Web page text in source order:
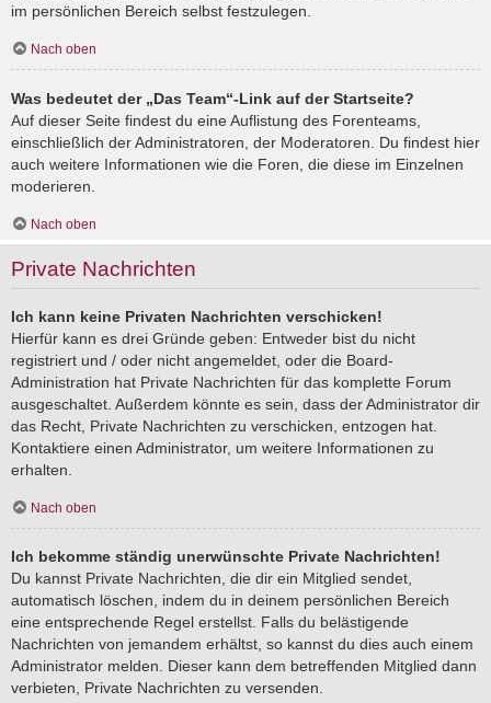
im persönlichen Bereich selbst festzulegen.
Nach oben
Was bedeutet der „Das Team“-Link auf der Startseite?
Auf dieser Seite findest du eine Auflistung des Forenteams,
einschließlich der Administratoren, der Moderatoren. Du findest hier
auch weitere Informationen wie die Foren, die diese im Einzelnen
moderieren.
Nach oben
Private Nachrichten
Ich kann keine Privaten Nachrichten verschicken!
Hierfür kann es drei Gründe geben: Entweder bist du nicht
registriert und / oder nicht angemeldet, oder die Board-
Administration hat Private Nachrichten für das komplette Forum
ausgeschaltet. Außerdem könnte es sein, dass der Administrator dir
das Recht, Private Nachrichten zu verschicken, entzogen hat.
Kontaktiere einen Administrator, um weitere Informationen zu
erhalten.
Nach oben
Ich bekomme ständig unerwünschte Private Nachrichten!
Du kannst Private Nachrichten, die dir ein Mitglied sendet,
automatisch löschen, indem du in deinem persönlichen Bereich
eine entsprechende Regel erstellst. Falls du belästigende
Nachrichten von jemandem erhältst, so kannst du dies auch einem
Administrator melden. Dieser kann dem betreffenden Mitglied dann
verbieten, Private Nachrichten zu versenden.